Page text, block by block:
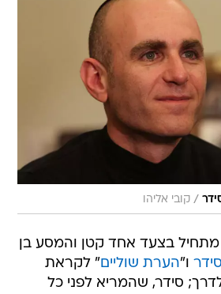
/ קובי אליהו
בצעד אחד קטן והמסע בן
ו"הערת שוליים" לקראת
סידר, שהמריא לפני כל